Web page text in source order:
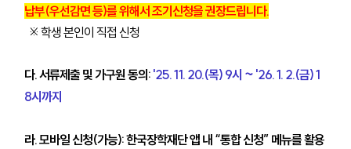
납부(우선감면 등)를 위해서 조기신청을 권장드립니다.
※ 학생 본인이 직접 신청
다. 서류제출 및 가구원 동의: '25. 11. 20.(목) 9시 ~ '26. 1. 2.(금) 1
8시까지
라. 모바일 신청(가능): 한국장학재단 앱 내 “통합 신청” 메뉴를 활용